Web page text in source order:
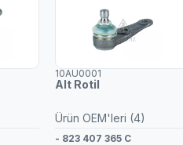
10AU0001
Alt Rotil
Ürün OEM'leri (4)
- 823 407 365 C